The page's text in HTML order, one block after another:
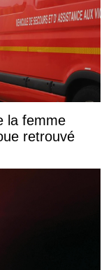
la femme
retrouvé